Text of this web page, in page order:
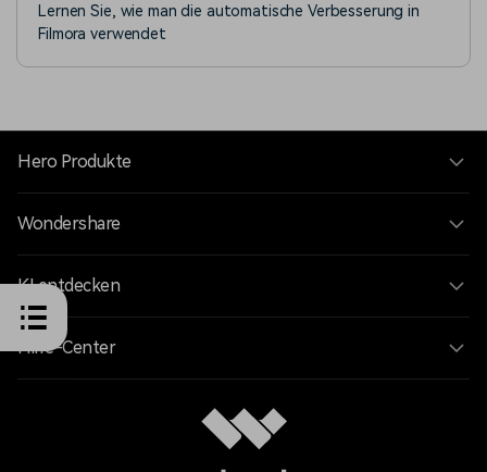
Lernen Sie, wie man die automatische Verbesserung in
Filmora verwendet
Hero Produkte
Wondershare
KI entdecken
Hilfe-Center